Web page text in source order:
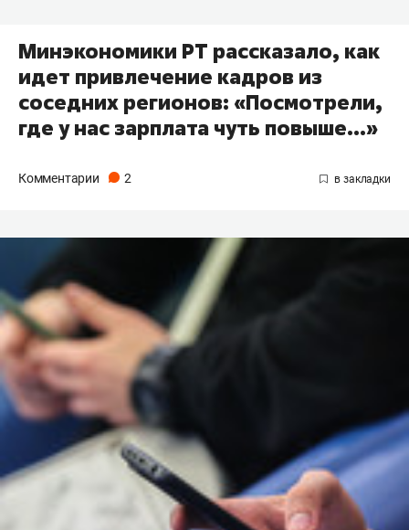
Минэкономики РТ рассказало, как
идет привлечение кадров из
соседних регионов: «Посмотрели,
где у нас зарплата чуть повыше...»
Комментарии 2